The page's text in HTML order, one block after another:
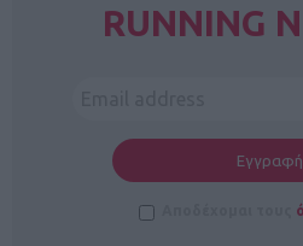
RUNNING